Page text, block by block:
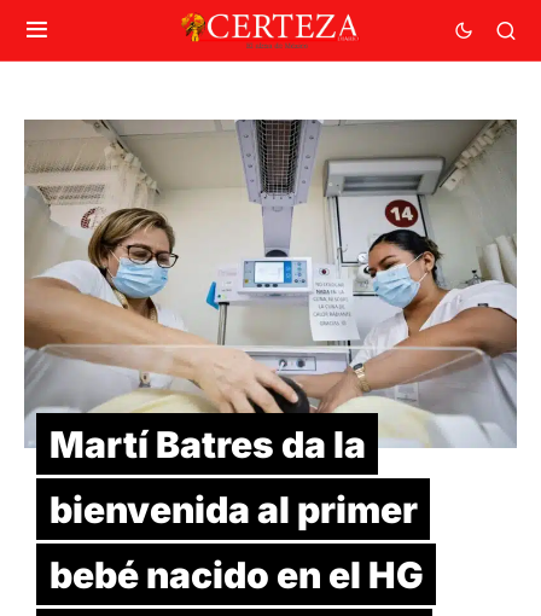
Martí Batres da la
bienvenida al primer
bebé nacido en el HG